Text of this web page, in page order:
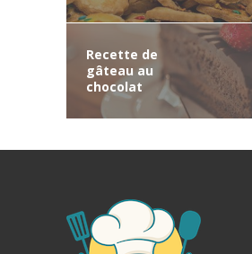
Recette de
gâteau au
chocolat